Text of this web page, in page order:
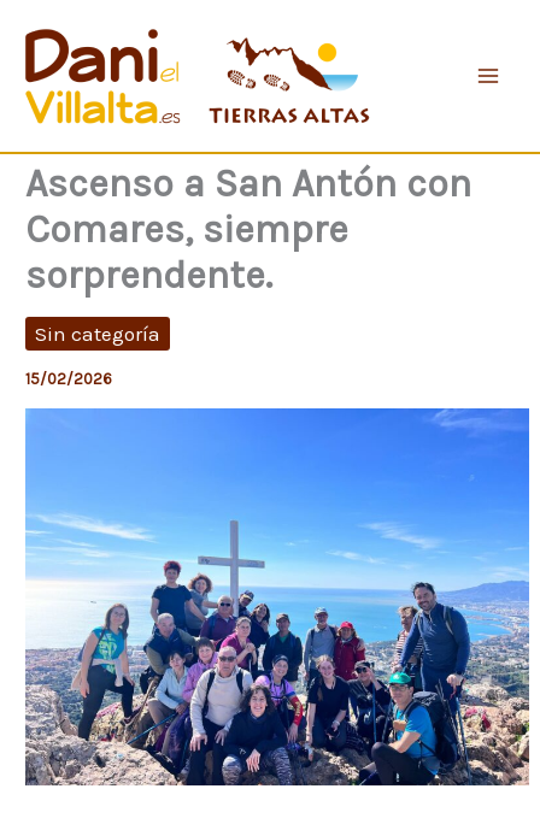
contenido
Ascenso a San Antón con
Comares, siempre
sorprendente.
Sin categoría
15/02/2026